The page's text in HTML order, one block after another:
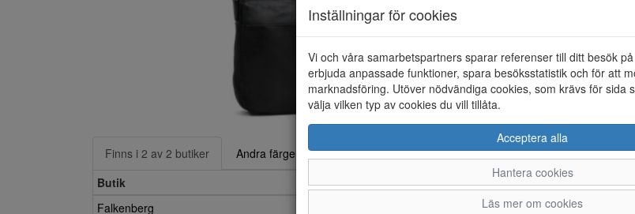
Finns i 2 av 2 butiker
Andra färger
Butik
Falkenberg
Inställningar för cookies
Vi och våra samarbetspartners sparar referenser till ditt besök
erbjuda anpassade funktioner, spara besöksstatistik och för att
marknadsföring. Utöver nödvändiga cookies, som krävs för sida
välja vilken typ av cookies du vill tillåta.
Acceptera alla
Hantera cookies
Läs mer om cookies